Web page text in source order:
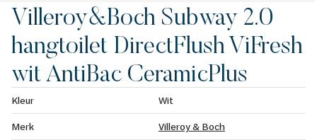
Villeroy&Boch Subway 2.0
hangtoilet DirectFlush ViFresh
wit AntiBac CeramicPlus
Kleur
Wit
Merk
Villeroy & Boch